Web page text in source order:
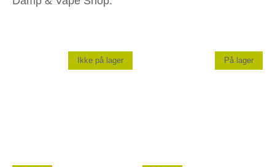
Ikke på lager På lager